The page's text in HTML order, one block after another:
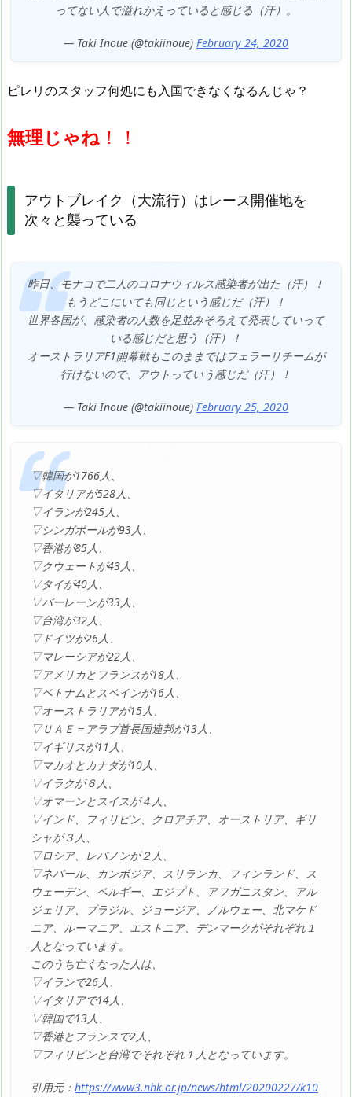
ってない人で溢れかえっていると感じる（汗）。
— Taki Inoue (@takiinoue) February 24, 2020
ピレリのスタッフ何処にも入国できなくなるんじゃ？
無理じゃね ！！
アウトブレイク（大流行）はレース開催地を
次々と襲っている
昨日、モナコで二人のコロナウィルス感染者が出た（汗）！
もうどこにいても同じという感じだ（汗）！
世界各国が、感染者の人数を足並みそろえて発表していって
いる感じだと思う（汗）！
オーストラリアF1開幕戦もこのままではフェラーリチームが
行けないので、アウトっていう感じだ（汗）！
— Taki Inoue (@takiinoue) February 25, 2020
▽韓国が1766人、
▽イタリアが528人、
▽イランが245人、
▽シンガポールが93人、
▽香港が85人、
▽クウェートが43人、
▽タイが40人、
▽バーレーンが33人、
▽台湾が32人、
▽ドイツが26人、
▽マレーシアが22人、
▽アメリカとフランスが18人、
▽ベトナムとスペインが16人、
▽オーストラリアが15人、
▽ＵＡＥ＝アラブ首長国連邦が13人、
▽イギリスが11人、
▽マカオとカナダが10人、
▽イラクが６人、
▽オマーンとスイスが４人、
▽インド、フィリピン、クロアチア、オーストリア、ギリ
シャが３人、
▽ロシア、レバノンが２人、
▽ネパール、カンボジア、スリランカ、フィンランド、ス
ウェーデン、ベルギー、エジプト、アフガニスタン、アル
ジェリア、ブラジル、ジョージア、ノルウェー、北マケド
ニア、ルーマニア、エストニア、デンマークがそれぞれ１
人となっています。
このうち亡くなった人は、
▽イランで26人、
▽イタリアで14人、
▽韓国で13人、
▽香港とフランスで2人、
▽フィリピンと台湾でそれぞれ１人となっています。
引用元： https://www3.nhk.or.jp/news/html/20200227/k10